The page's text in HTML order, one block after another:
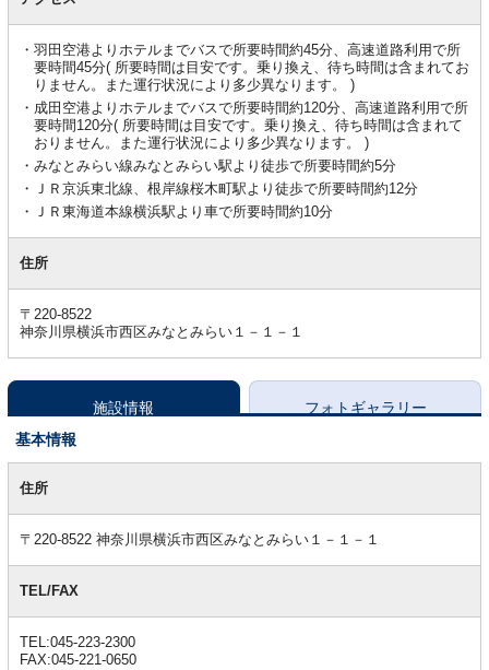
羽田空港よりホテルまでバスで所要時間約45分、高速道路利用で所
要時間45分( 所要時間は目安です。乗り換え、待ち時間は含まれてお
りません。また運行状況により多少異なります。 )
成田空港よりホテルまでバスで所要時間約120分、高速道路利用で所
要時間120分( 所要時間は目安です。乗り換え、待ち時間は含まれて
おりません。また運行状況により多少異なります。 )
みなとみらい線みなとみらい駅より徒歩で所要時間約5分
ＪＲ京浜東北線、根岸線桜木町駅より徒歩で所要時間約12分
ＪＲ東海道本線横浜駅より車で所要時間約10分
住所
〒220-8522
神奈川県横浜市西区みなとみらい１－１－１
施設情報
フォトギャラリー
基本情報
本住所
〒220-8522 神奈川県横浜市西区みなとみらい１－１－１
TEL/FAX
TEL:045-223-2300
FAX:045-221-0650